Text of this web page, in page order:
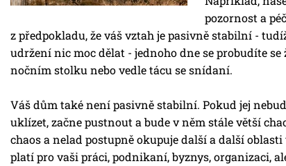
pozornost a
z předpokladu, že váš vztah je pasivně stabilní -
udržení nic moc dělat - jednoho dne se probudíte se
nočním stolku nebo vedle tácu se snídaní.
Váš dům také není pasivně stabilní. Pokud jej
uklízet, začne pustnout a bude v něm stále větší
chaos a nelad postupně okupuje další a další oblasti
platí pro vaši práci, podnikaní, byznys, organizaci,